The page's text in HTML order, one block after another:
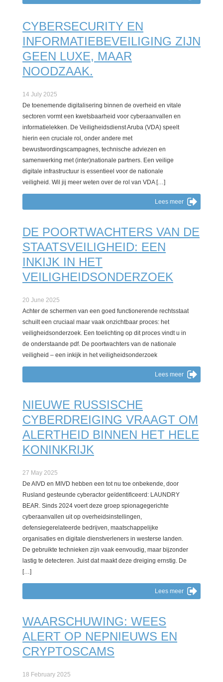
CYBERSECURITY EN
INFORMATIEBEVEILIGING ZIJN
GEEN LUXE, MAAR
NOODZAAK.
14 July 2025
De toenemende digitalisering binnen de overheid en vitale
sectoren vormt een kwetsbaarheid voor cyberaanvallen en
informatielekken. De Veiligheidsdienst Aruba (VDA) speelt
hierin een cruciale rol, onder andere met
bewustwordingscampagnes, technische adviezen en
samenwerking met (inter)nationale partners. Een veilige
digitale infrastructuur is essentieel voor de nationale
veiligheid. Wil jij meer weten over de rol van VDA […]
Lees meer
DE POORTWACHTERS VAN DE
STAATSVEILIGHEID: EEN
INKIJK IN HET
VEILIGHEIDSONDERZOEK
20 June 2025
Achter de schermen van een goed functionerende rechtsstaat
schuilt een cruciaal maar vaak onzichtbaar proces: het
veiligheidsonderzoek. Een toelichting op dit proces vindt u in
de onderstaande pdf. De poortwachters van de nationale
veiligheid – een inkijk in het veiligheidsonderzoek
Lees meer
NIEUWE RUSSISCHE
CYBERDREIGING VRAAGT OM
ALERTHEID BINNEN HET HELE
KONINKRIJK
27 May 2025
De AIVD en MIVD hebben een tot nu toe onbekende, door
Rusland gesteunde cyberactor geïdentificeerd: LAUNDRY
BEAR. Sinds 2024 voert deze groep spionagegerichte
cyberaanvallen uit op overheidsinstellingen,
defensiegerelateerde bedrijven, maatschappelijke
organisaties en digitale dienstverleners in westerse landen.
De gebruikte technieken zijn vaak eenvoudig, maar bijzonder
lastig te detecteren. Juist dat maakt deze dreiging ernstig. De
[…]
Lees meer
WAARSCHUWING: WEES
ALERT OP NEPNIEUWS EN
CRYPTOSCAMS
18 February 2025